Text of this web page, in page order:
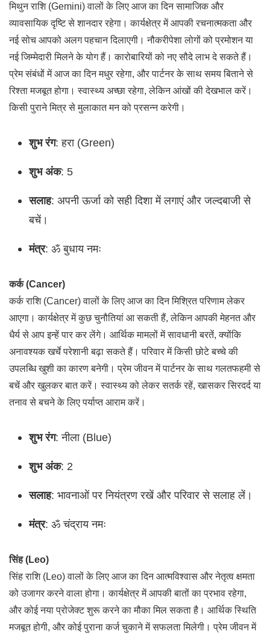
मिथुन राशि (Gemini) वालों के लिए आज का दिन सामाजिक और
व्यावसायिक दृष्टि से शानदार रहेगा। कार्यक्षेत्र में आपकी रचनात्मकता और
नई सोच आपको अलग पहचान दिलाएगी। नौकरीपेशा लोगों को प्रमोशन या
नई जिम्मेदारी मिलने के योग हैं। कारोबारियों को नए सौदे लाभ दे सकते हैं।
प्रेम संबंधों में आज का दिन मधुर रहेगा, और पार्टनर के साथ समय बिताने से
रिश्ता मजबूत होगा। स्वास्थ्य अच्छा रहेगा, लेकिन आंखों की देखभाल करें।
किसी पुराने मित्र से मुलाकात मन को प्रसन्न करेगी।
शुभ रंग: हरा (Green)
शुभ अंक: 5
सलाह: अपनी ऊर्जा को सही दिशा में लगाएं और जल्दबाजी से
बचें।
मंत्र: ॐ बुधाय नमः
कर्क (Cancer)
कर्क राशि (Cancer) वालों के लिए आज का दिन मिश्रित परिणाम लेकर
आएगा। कार्यक्षेत्र में कुछ चुनौतियां आ सकती हैं, लेकिन आपकी मेहनत और
धैर्य से आप इन्हें पार कर लेंगे। आर्थिक मामलों में सावधानी बरतें, क्योंकि
अनावश्यक खर्चे परेशानी बढ़ा सकते हैं। परिवार में किसी छोटे बच्चे की
उपलब्धि खुशी का कारण बनेगी। प्रेम जीवन में पार्टनर के साथ गलतफहमी से
बचें और खुलकर बात करें। स्वास्थ्य को लेकर सतर्क रहें, खासकर सिरदर्द या
तनाव से बचने के लिए पर्याप्त आराम करें।
शुभ रंग: नीला (Blue)
शुभ अंक: 2
सलाह: भावनाओं पर नियंत्रण रखें और परिवार से सलाह लें।
मंत्र: ॐ चंद्राय नमः
सिंह (Leo)
सिंह राशि (Leo) वालों के लिए आज का दिन आत्मविश्वास और नेतृत्व क्षमता
को उजागर करने वाला होगा। कार्यक्षेत्र में आपकी बातों का प्रभाव रहेगा,
और कोई नया प्रोजेक्ट शुरू करने का मौका मिल सकता है। आर्थिक स्थिति
मजबूत होगी, और कोई पुराना कर्ज चुकाने में सफलता मिलेगी। प्रेम जीवन में